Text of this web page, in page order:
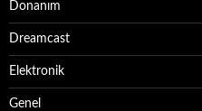
Donanım
Dreamcast
Elektronik
Genel